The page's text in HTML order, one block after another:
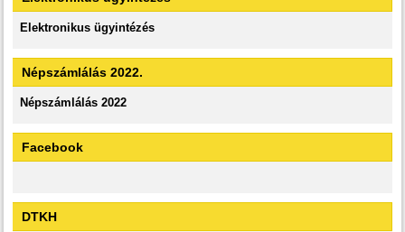
Elektronikus ügyintézés
Népszámlálás 2022.
Népszámlálás 2022
Facebook
DTKH